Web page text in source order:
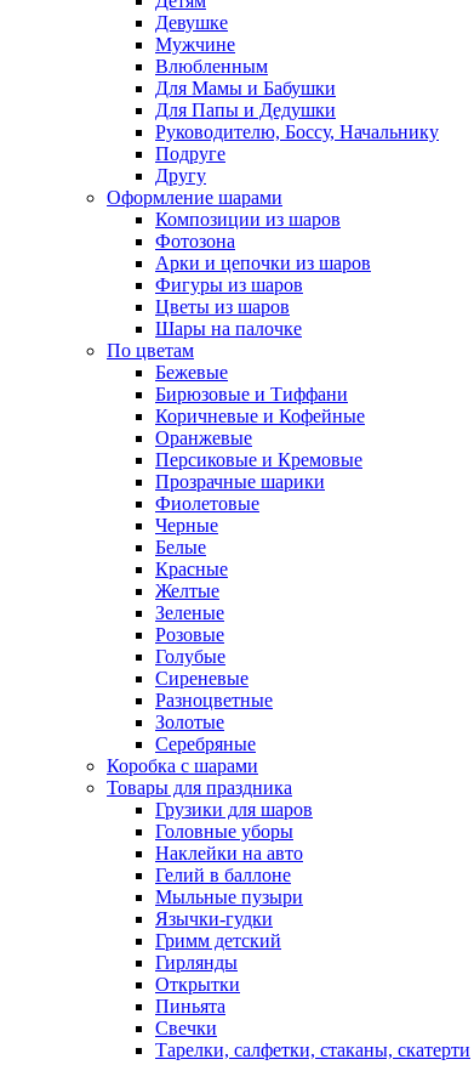
Девушке
Мужчине
Влюбленным
Для Мамы и Бабушки
Для Папы и Дедушки
Руководителю, Боссу, Начальнику
Подруге
Другу
Оформление шарами
Композиции из шаров
Фотозона
Арки и цепочки из шаров
Фигуры из шаров
Цветы из шаров
Шары на палочке
По цветам
Бежевые
Бирюзовые и Тиффани
Коричневые и Кофейные
Оранжевые
Персиковые и Кремовые
Прозрачные шарики
Фиолетовые
Черные
Белые
Красные
Желтые
Зеленые
Розовые
Голубые
Сиреневые
Разноцветные
Золотые
Серебряные
Коробка с шарами
Товары для праздника
Грузики для шаров
Головные уборы
Наклейки на авто
Гелий в баллоне
Мыльные пузыри
Язычки-гудки
Гримм детский
Гирлянды
Открытки
Пиньята
Свечки
Тарелки, салфетки, стаканы, скатерти